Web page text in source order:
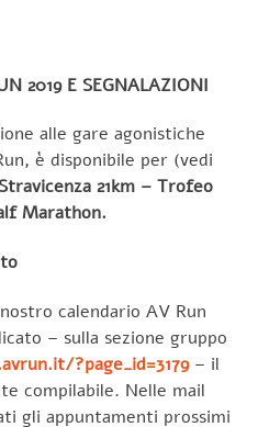
2019 E SEGNALAZIONI
alle gare agonistiche
è disponibile per (vedi
Stravicenza 21km – Trofeo
Marathon.
calendario AV Run
– sulla sezione gruppo
?page_id=3179– il
compilabile. Nelle mail
gli appuntamenti prossimi